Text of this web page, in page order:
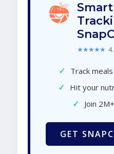
★★★★★
✓ Track
✓ Hit your
✓ Join
GET